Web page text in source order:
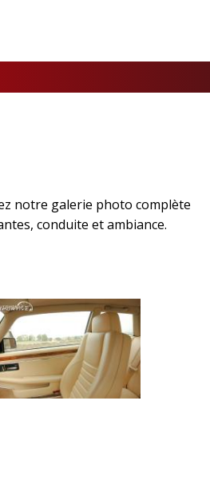
notre galerie photo complète
conduite et ambiance.